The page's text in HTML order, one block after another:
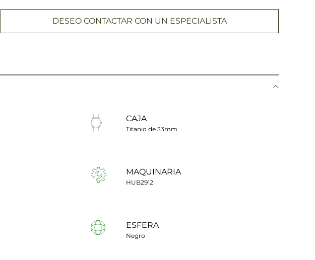
DESEO CONTACTAR CON UN ESPECIALISTA
CAJA
Titanio de 33mm
MAQUINARIA
HUB2912
ESFERA
Negro